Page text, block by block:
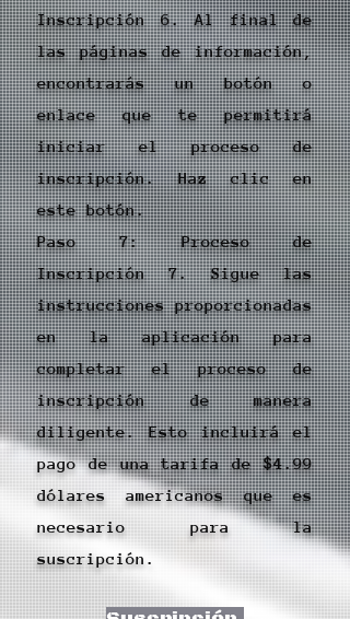
Inscripción 6. Al final de
las páginas de información,
encontrarás un botón o
enlace que te permitirá
iniciar el proceso de
inscripción. Haz clic en
este botón.
Paso 7: Proceso de
Inscripción 7. Sigue las
instrucciones proporcionadas
en la aplicación para
completar el proceso de
inscripción de manera
diligente. Esto incluirá el
pago de una tarifa de $4.99
dólares americanos que es
necesario para la
suscripción.